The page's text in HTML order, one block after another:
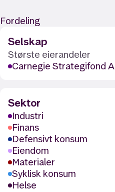
Fordeling
Selskap
Største eierandeler
Carnegie Strategifond A
Sektor
Industri
Finans
Defensivt konsum
Eiendom
Materialer
Syklisk konsum
Helse